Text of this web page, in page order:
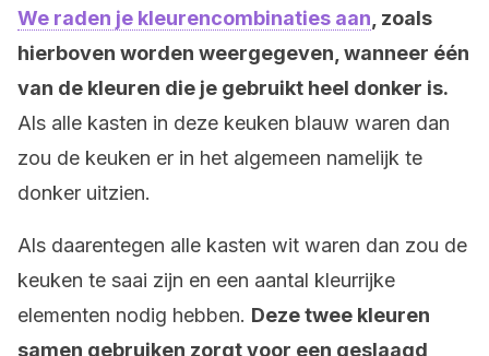
We raden je kleurencombinaties aan , zoals
hierboven worden weergegeven, wanneer één
van de kleuren die je gebruikt heel donker is.
Als alle kasten in deze keuken blauw waren dan
zou de keuken er in het algemeen namelijk te
donker uitzien.
Als daarentegen alle kasten wit waren dan zou de
keuken te saai zijn en een aantal kleurrijke
elementen nodig hebben. Deze twee kleuren
samen gebruiken zorgt voor een geslaagd